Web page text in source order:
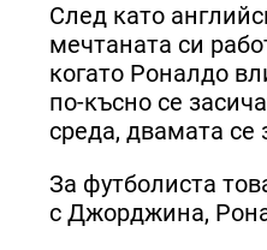
След като
мечтаната си
когато Роналдо
по-късно се
среда, двамата се
За футболиста
с Джорджина,